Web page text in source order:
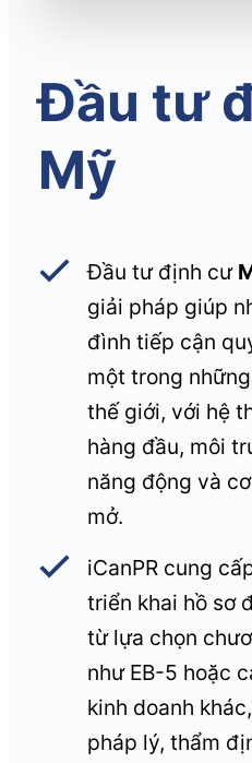
Đầu tư
Mỹ
Đầu tư định cư
giải pháp giúp
đình tiếp cận
một trong
thế giới, với hệ
hàng đầu, môi
năng động và
mở.
iCanPR cung
triển khai hồ sơ
từ lựa chọn
như EB-5 hoặc
kinh doanh
pháp lý, thẩm